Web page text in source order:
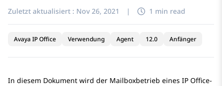
Zuletzt aktualisiert : Nov 26, 2021 | 1 min read
Avaya IP Office Verwendung Agent 12.0 Anfänger
In diesem Dokument wird der Mailboxbetrieb eines IP Office-